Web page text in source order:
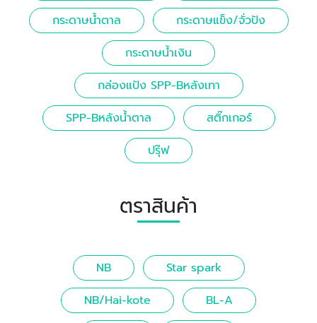
กระดาษน้ำตาล
กระดาษแข็ง/จั่วปัง
กระดาษน้ำเงิน
กล่องแป้ง SPP-Bหลังเทา
SPP-Bหลังน้ำตาล
สติ๊กเกอร์
ปรุ๊ฟ
ตราสินค้า
NB
Star spark
NB/Hai-kote
BL-A